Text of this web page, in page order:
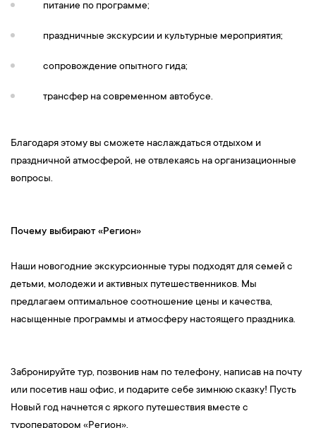
питание по программе;
праздничные экскурсии и культурные мероприятия;
сопровождение опытного гида;
трансфер на современном автобусе.
Благодаря этому вы сможете наслаждаться отдыхом и
праздничной атмосферой, не отвлекаясь на организационные
вопросы.
Почему выбирают «Регион»
Наши новогодние экскурсионные туры подходят для семей с
детьми, молодежи и активных путешественников. Мы
предлагаем оптимальное соотношение цены и качества,
насыщенные программы и атмосферу настоящего праздника.
Забронируйте тур, позвонив нам по телефону, написав на почту
или посетив наш офис, и подарите себе зимнюю сказку! Пусть
Новый год начнется с яркого путешествия вместе с